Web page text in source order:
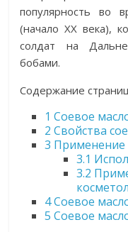
популярность во
(начало XX века),
солдат на
бобами.
Содержание
1 Соевое
2 Свойства
3 Применение
3.1
3.2
4Соевое
5 Соевое